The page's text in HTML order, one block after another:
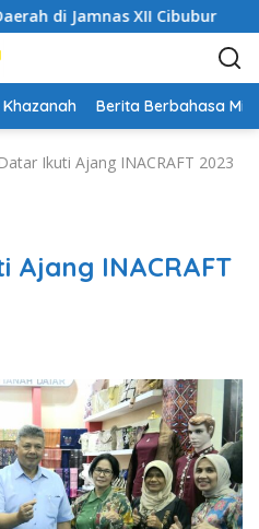
di Jamnas XII Cibubur
Khazanah Berita Berbahasa
Ikuti Ajang INACRAFT 2023
INACRAFT